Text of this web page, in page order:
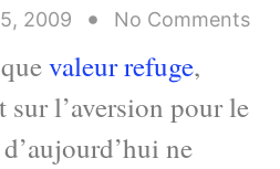
2009 No Comments
valeur refuge,
sur l’aversion pour le
ne